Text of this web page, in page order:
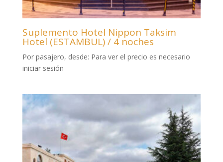
Suplemento Hotel Nippon Taksim
Hotel (ESTAMBUL) / 4 noches
Por pasajero, desde: Para ver el precio es necesario
iniciar sesión